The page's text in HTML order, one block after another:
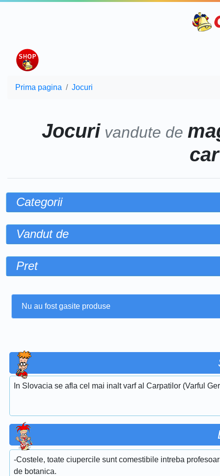
Prima pagina Jocuri
Jocurivandute de
Categorii
Vandut de
Pret
Nu au fost gasite produse
In Slovacia se afla cel mai inalt varf al Carpatilor (Varful
-Costele, toate ciupercile sunt comestibile intreba
de botanica.